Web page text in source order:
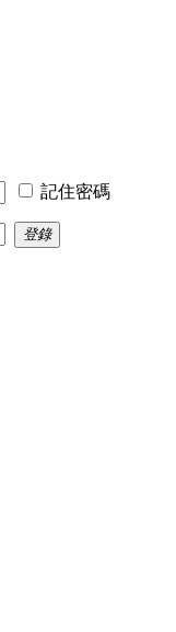
記住密碼
登錄